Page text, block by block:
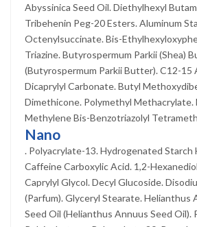
Abyssinica Seed Oil. Diethylhexyl
Tribehenin Peg-20 Esters. Aluminum
Octenylsuccinate. Bis-
Triazine. Butyrospermum Parkii (Shea)
(Butyrospermum Parkii Butter). C12-15
Dicaprylyl Carbonate. Butyl
Dimethicone. Polymethyl
Methylene Bis-Benzotriazolyl
Nano
. Polyacrylate-13. Hydrogenated Starch
Caffeine Carboxylic Acid. 1,2-
Caprylyl Glycol. Decyl Glucoside.
(Parfum). Glyceryl Stearate. Helianthus
Seed Oil (Helianthus Annuus Seed Oil).